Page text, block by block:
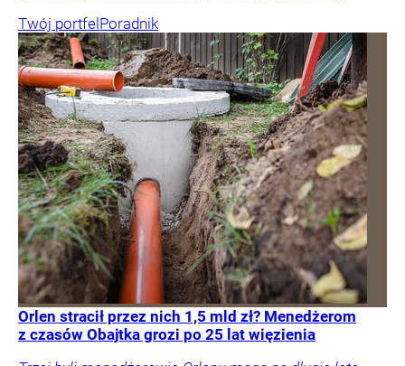
Twój portfelPoradnik
Orlen stracił przez nich 1,5 mld zł? Menedżerom
z czasów Obajtka grozi po 25 lat więzienia